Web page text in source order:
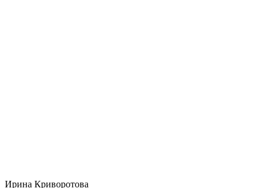
Ирина Криворотова